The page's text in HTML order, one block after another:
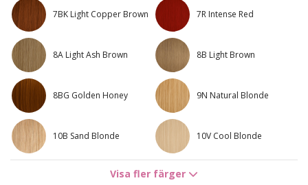
7BK Light Copper Brown 7R Intense Red
8A Light Ash Brown 8B Light Brown
8BG Golden Honey 9N Natural Blonde
10B Sand Blonde 10V Cool Blonde
10NV Ash Blonde 11G Gorgeous Gold
Visa fler färger